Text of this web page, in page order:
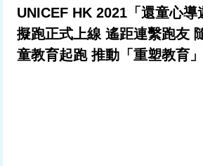
UNICEF HK 2021「還童心導
擬跑正式上線 遙距連繫跑友
童教育起跑 推動「重塑教育」